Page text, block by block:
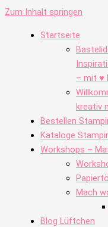
Zum Inhalt springen
Startseite
– mit ♥
kreativ
Bestellen
Kataloge
Workshops –
Mach
Blog Lüftchen